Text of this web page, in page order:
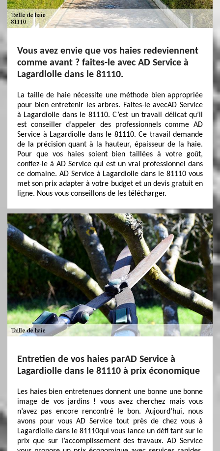
Vous avez envie que vos haies redeviennent
comme avant ? faites-le avec AD Service à
Lagardiolle dans le 81110.
La taille de haie nécessite une méthode bien appropriée
pour bien entretenir les arbres. Faites-le avecAD Service
à Lagardiolle dans le 81110. C’est un travail délicat qu’il
est conseiller d’appeler des professionnels comme AD
Service à Lagardiolle dans le 81110. Ce travail demande
de la précision quant à la hauteur, épaisseur de la haie.
Pour que vos haies soient bien taillées à votre goût,
confiez-le à AD Service qui est un vrai professionnel dans
ce domaine. AD Service à Lagardiolle dans le 81110 vous
met son prix adapter à votre budget et un devis gratuit en
ligne. Nous vous conseillons de les télécharger.
Entretien de vos haies parAD Service à
Lagardiolle dans le 81110 à prix économique
Les haies bien entretenues donnent une bonne une bonne
image de vos jardins ! vous avez cherchez mais vous
n’avez pas encore rencontré le bon. Aujourd’hui, nous
avons pour vous AD Service tout près de chez vous à
Lagardiolle dans le 81110qui vous lance un défi tant sur le
prix que sur l’accomplissement des travaux. AD Service